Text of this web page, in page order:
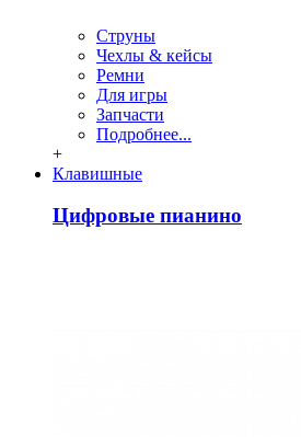
Струны
Чехлы & кейсы
Ремни
Для игры
Запчасти
Подробнее...
+
Клавишные
Цифровые пианино